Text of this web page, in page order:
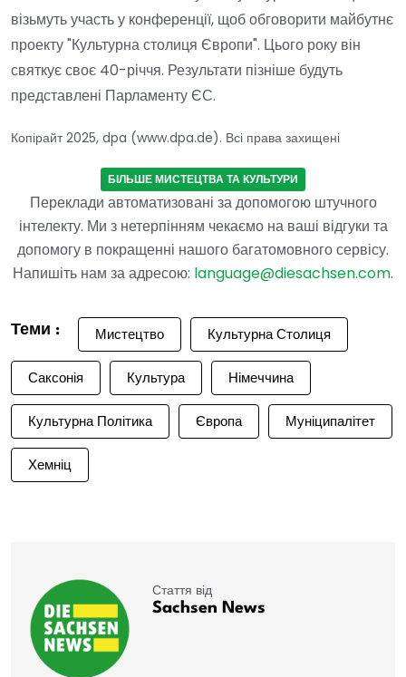
візьмуть участь у конференції, щоб обговорити майбутнє
проекту "Культурна столиця Європи". Цього року він
святкує своє 40-річчя. Результати пізніше будуть
представлені Парламенту ЄС.
Копірайт 2025, dpa (www.dpa.de). Всі права захищені
БІЛЬШЕ МИСТЕЦТВА ТА КУЛЬТУРИ
Переклади автоматизовані за допомогою штучного
інтелекту. Ми з нетерпінням чекаємо на ваші відгуки та
допомогу в покращенні нашого багатомовного сервісу.
Напишіть нам за адресою: language@diesachsen.com.
Теми : Мистецтво Культурна Столиця
Саксонія Культура Німеччина
Культурна Політика Європа Муніципалітет
Хемніц
Стаття від
Sachsen News